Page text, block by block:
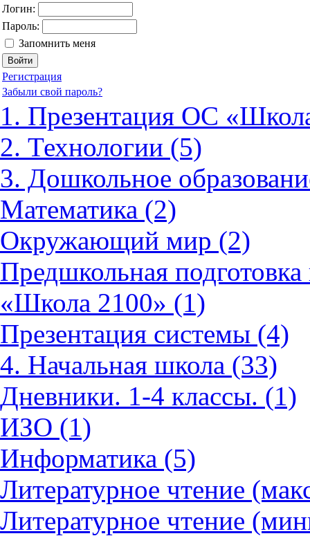
Логин:
Пароль:
Запомнить меня
Регистрация
Забыли свой пароль?
1. Презентация ОС
2. Технологии (5)
3. Дошкольное
Математика (2)
Окружающий мир (2)
Предшкольная
«Школа 2100» (1)
Презентация системы (4)
4. Начальная школа (33)
Дневники. 1-4 классы. (1)
ИЗО (1)
Информатика (5)
Литературное чтение
Литературное чтение